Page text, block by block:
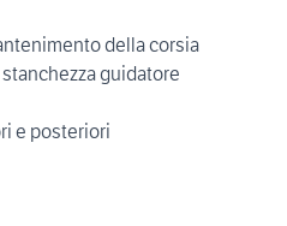
della corsia
guidatore
e posteriori